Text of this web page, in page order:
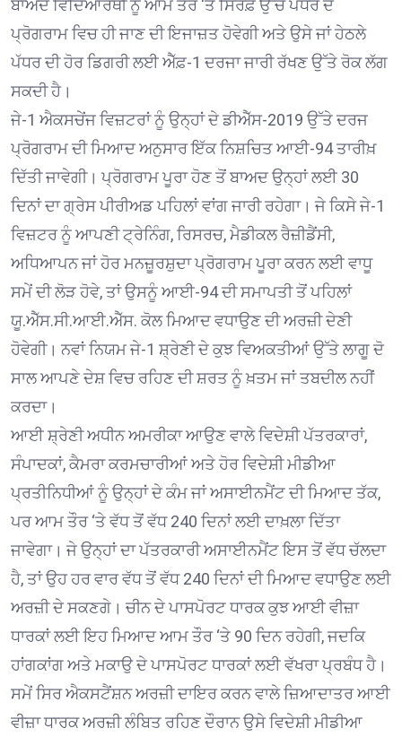
ਬਾਅਦ ਵਿਦਿਆਰਥੀ ਨੂੰ ਆਮ ਤੌਰ ‘ਤੇ ਸਿਰਫ਼ ਉੱਚੇ ਪੱਧਰ ਦੇ
ਪ੍ਰੋਗਰਾਮ ਵਿਚ ਹੀ ਜਾਣ ਦੀ ਇਜਾਜ਼ਤ ਹੋਵੇਗੀ ਅਤੇ ਉਸੇ ਜਾਂ ਹੇਠਲੇ
ਪੱਧਰ ਦੀ ਹੋਰ ਡਿਗਰੀ ਲਈ ਐੱਫ਼-1 ਦਰਜਾ ਜਾਰੀ ਰੱਖਣ ਉੱਤੇ ਰੋਕ ਲੱਗ
ਸਕਦੀ ਹੈ।
ਜੇ-1 ਐਕਸਚੇਂਜ ਵਿਜ਼ਟਰਾਂ ਨੂੰ ਉਨ੍ਹਾਂ ਦੇ ਡੀਐੱਸ-2019 ਉੱਤੇ ਦਰਜ
ਪ੍ਰੋਗਰਾਮ ਦੀ ਮਿਆਦ ਅਨੁਸਾਰ ਇੱਕ ਨਿਸ਼ਚਿਤ ਆਈ-94 ਤਾਰੀਖ਼
ਦਿੱਤੀ ਜਾਵੇਗੀ। ਪ੍ਰੋਗਰਾਮ ਪੂਰਾ ਹੋਣ ਤੋਂ ਬਾਅਦ ਉਨ੍ਹਾਂ ਲਈ 30
ਦਿਨਾਂ ਦਾ ਗ੍ਰੇਸ ਪੀਰੀਅਡ ਪਹਿਲਾਂ ਵਾਂਗ ਜਾਰੀ ਰਹੇਗਾ। ਜੇ ਕਿਸੇ ਜੇ-1
ਵਿਜ਼ਟਰ ਨੂੰ ਆਪਣੀ ਟ੍ਰੇਨਿੰਗ, ਰਿਸਰਚ, ਮੈਡੀਕਲ ਰੈਜ਼ੀਡੈਂਸੀ,
ਅਧਿਆਪਨ ਜਾਂ ਹੋਰ ਮਨਜ਼ੂਰਸ਼ੁਦਾ ਪ੍ਰੋਗਰਾਮ ਪੂਰਾ ਕਰਨ ਲਈ ਵਾਧੂ
ਸਮੇਂ ਦੀ ਲੋੜ ਹੋਵੇ, ਤਾਂ ਉਸਨੂੰ ਆਈ-94 ਦੀ ਸਮਾਪਤੀ ਤੋਂ ਪਹਿਲਾਂ
ਯੂ.ਐੱਸ.ਸੀ.ਆਈ.ਐੱਸ. ਕੋਲ ਮਿਆਦ ਵਧਾਉਣ ਦੀ ਅਰਜ਼ੀ ਦੇਣੀ
ਹੋਵੇਗੀ। ਨਵਾਂ ਨਿਯਮ ਜੇ-1 ਸ਼੍ਰੇਣੀ ਦੇ ਕੁਝ ਵਿਅਕਤੀਆਂ ਉੱਤੇ ਲਾਗੂ ਦੋ
ਸਾਲ ਆਪਣੇ ਦੇਸ਼ ਵਿਚ ਰਹਿਣ ਦੀ ਸ਼ਰਤ ਨੂੰ ਖ਼ਤਮ ਜਾਂ ਤਬਦੀਲ ਨਹੀਂ
ਕਰਦਾ।
ਆਈ ਸ਼੍ਰੇਣੀ ਅਧੀਨ ਅਮਰੀਕਾ ਆਉਣ ਵਾਲੇ ਵਿਦੇਸ਼ੀ ਪੱਤਰਕਾਰਾਂ,
ਸੰਪਾਦਕਾਂ, ਕੈਮਰਾ ਕਰਮਚਾਰੀਆਂ ਅਤੇ ਹੋਰ ਵਿਦੇਸ਼ੀ ਮੀਡੀਆ
ਪ੍ਰਤੀਨਿਧੀਆਂ ਨੂੰ ਉਨ੍ਹਾਂ ਦੇ ਕੰਮ ਜਾਂ ਅਸਾਈਨਮੈਂਟ ਦੀ ਮਿਆਦ ਤੱਕ,
ਪਰ ਆਮ ਤੌਰ ‘ਤੇ ਵੱਧ ਤੋਂ ਵੱਧ 240 ਦਿਨਾਂ ਲਈ ਦਾਖ਼ਲਾ ਦਿੱਤਾ
ਜਾਵੇਗਾ। ਜੇ ਉਨ੍ਹਾਂ ਦਾ ਪੱਤਰਕਾਰੀ ਅਸਾਈਨਮੈਂਟ ਇਸ ਤੋਂ ਵੱਧ ਚੱਲਦਾ
ਹੈ, ਤਾਂ ਉਹ ਹਰ ਵਾਰ ਵੱਧ ਤੋਂ ਵੱਧ 240 ਦਿਨਾਂ ਦੀ ਮਿਆਦ ਵਧਾਉਣ ਲਈ
ਅਰਜ਼ੀ ਦੇ ਸਕਣਗੇ। ਚੀਨ ਦੇ ਪਾਸਪੋਰਟ ਧਾਰਕ ਕੁਝ ਆਈ ਵੀਜ਼ਾ
ਧਾਰਕਾਂ ਲਈ ਇਹ ਮਿਆਦ ਆਮ ਤੌਰ ‘ਤੇ 90 ਦਿਨ ਰਹੇਗੀ, ਜਦਕਿ
ਹਾਂਗਕਾਂਗ ਅਤੇ ਮਕਾਉ ਦੇ ਪਾਸਪੋਰਟ ਧਾਰਕਾਂ ਲਈ ਵੱਖਰਾ ਪ੍ਰਬੰਧ ਹੈ।
ਸਮੇਂ ਸਿਰ ਐਕਸਟੈਂਸ਼ਨ ਅਰਜ਼ੀ ਦਾਇਰ ਕਰਨ ਵਾਲੇ ਜ਼ਿਆਦਾਤਰ ਆਈ
ਵੀਜ਼ਾ ਧਾਰਕ ਅਰਜ਼ੀ ਲੰਬਿਤ ਰਹਿਣ ਦੌਰਾਨ ਉਸੇ ਵਿਦੇਸ਼ੀ ਮੀਡੀਆ